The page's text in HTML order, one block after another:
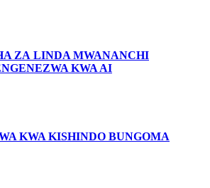
ZA LINDA MWANANCHI
KWA AI
KWA KISHINDO BUNGOMA